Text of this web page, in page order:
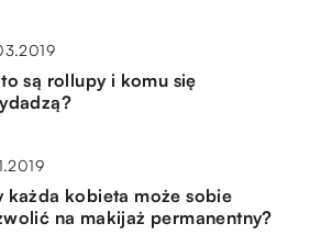
są rollupy i komu się
każda kobieta może sobie
na makijaż permanentny?